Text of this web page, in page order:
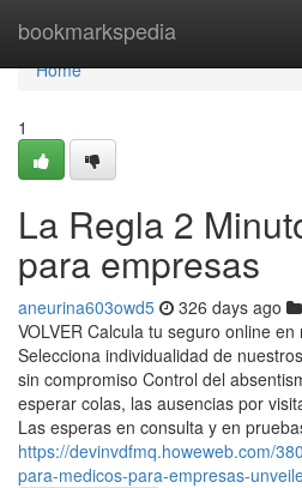
bookmarkspedia
Home
Home
1
La Regla 2
para empresas
aneurina603owd5 326 days ago
VOLVER Calcula tu seguro online
Selecciona individualidad de
sin compromiso Control del
esperar colas, las ausencias por
Las esperas en consulta y en
https://devinvdfmq.howeweb.com/
para-medicos-para-empresas-